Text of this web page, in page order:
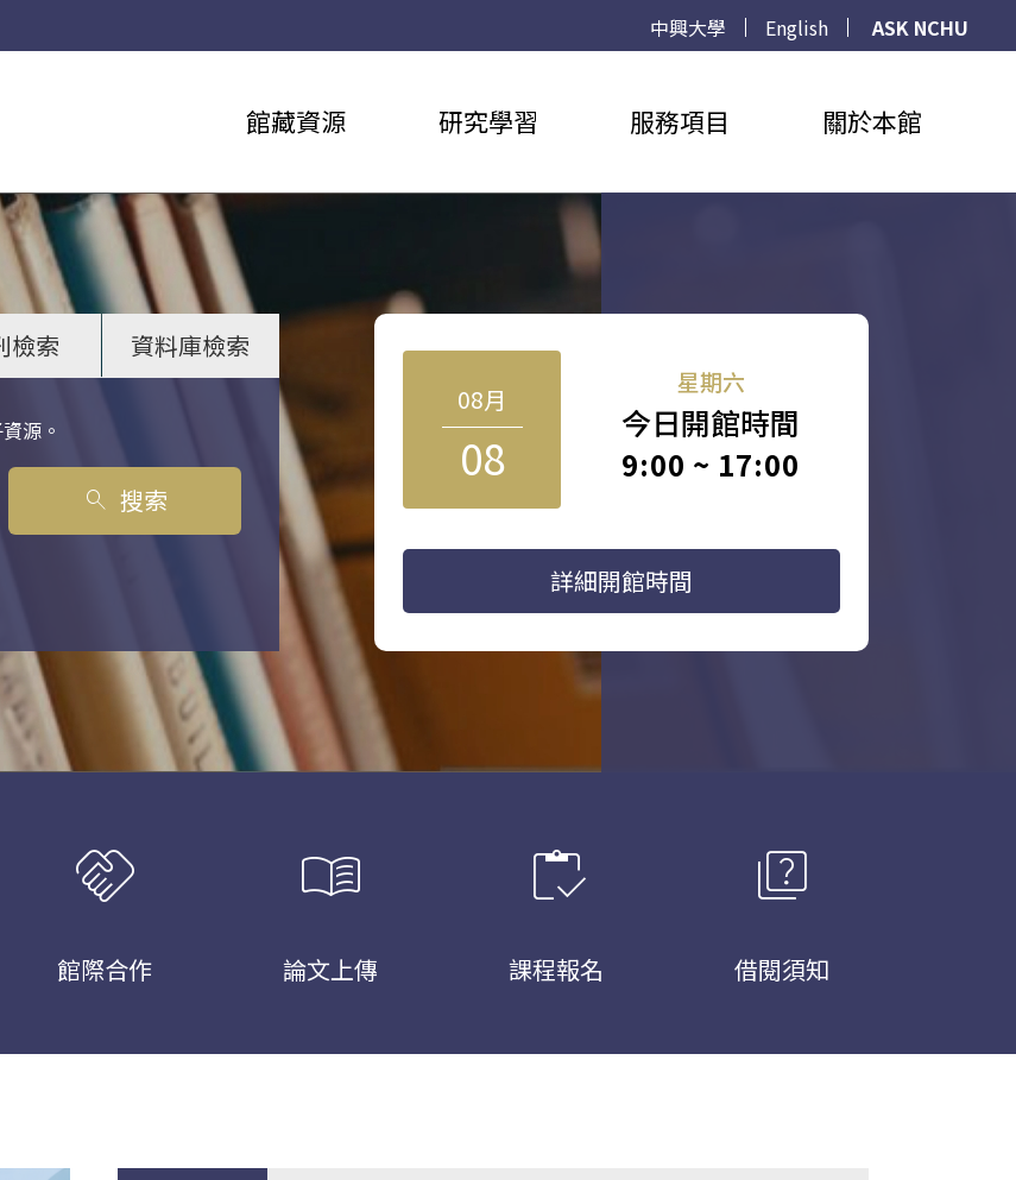
中興大學 English
ASK NCHU
館藏資源 研究學習 服務項目 關於本館
檢索 資料庫檢索
源。
search 搜索
08月
08
星期六
今日開館時間
9:00 ~ 17:00
詳細開館時間
handshake
館際合作
menu_book
論文上傳
inventory
課程報名
quiz
借閱須知